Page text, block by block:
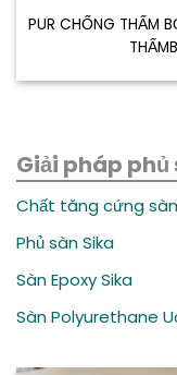
PUR CHỐNG THẤM
Giải pháp
Chất tăng cứng
Phủ sàn Sika
Sàn Epoxy Sika
Sàn Polyurethane